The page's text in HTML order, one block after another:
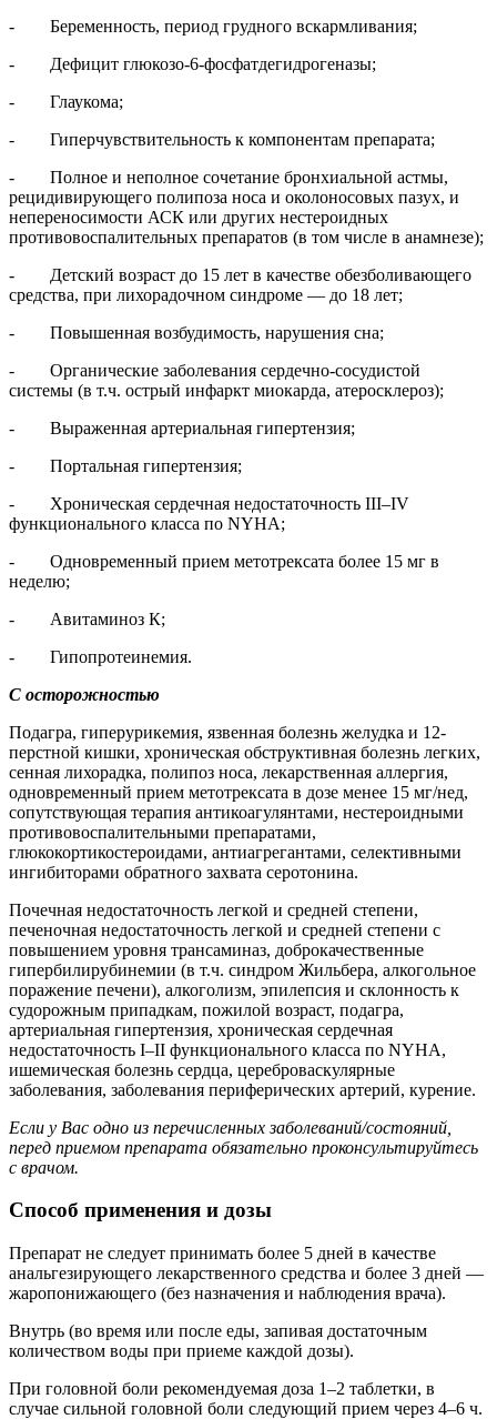
- Беременность, период грудного вскармливания;
- Дефицит глюкозо-6-фосфатдегидрогеназы;
- Глаукома;
- Гиперчувствительность к компонентам препарата;
- Полное и неполное сочетание бронхиальной астмы,
рецидивирующего полипоза носа и околоносовых пазух, и
непереносимости АСК или других нестероидных
противовоспалительных препаратов (в том числе в анамнезе);
- Детский возраст до 15 лет в качестве обезболивающего
средства, при лихорадочном синдроме — до 18 лет;
- Повышенная возбудимость, нарушения сна;
- Органические заболевания сердечно-сосудистой
системы (в т.ч. острый инфаркт миокарда, атеросклероз);
- Выраженная артериальная гипертензия;
- Портальная гипертензия;
- Хроническая сердечная недостаточность III–IV
функционального класса по NYHA;
- Одновременный прием метотрексата более 15 мг в
неделю;
- Авитаминоз К;
- Гипопротеинемия.
С осторожностью
Подагра, гиперурикемия, язвенная болезнь желудка и 12-
перстной кишки, хроническая обструктивная болезнь легких,
сенная лихорадка, полипоз носа, лекарственная аллергия,
одновременный прием метотрексата в дозе менее 15 мг/нед,
сопутствующая терапия антикоагулянтами, нестероидными
противовоспалительными препаратами,
глюкокортикостероидами, антиагрегантами, селективными
ингибиторами обратного захвата серотонина.
Почечная недостаточность легкой и средней степени,
печеночная недостаточность легкой и средней степени с
повышением уровня трансаминаз, доброкачественные
гипербилирубинемии (в т.ч. синдром Жильбера, алкогольное
поражение печени), алкоголизм, эпилепсия и склонность к
судорожным припадкам, пожилой возраст, подагра,
артериальная гипертензия, хроническая сердечная
недостаточность I–II функционального класса по NYHA,
ишемическая болезнь сердца, цереброваскулярные
заболевания, заболевания периферических артерий, курение.
Если у Вас одно из перечисленных заболеваний/состояний,
перед приемом препарата обязательно проконсультируйтесь
с врачом.
Способ применения и дозы
Препарат не следует принимать более 5 дней в качестве
анальгезирующего лекарственного средства и более 3 дней —
жаропонижающего (без назначения и наблюдения врача).
Внутрь (во время или после еды, запивая достаточным
количеством воды при приеме каждой дозы).
При головной боли рекомендуемая доза 1–2 таблетки, в
случае сильной головной боли следующий прием через 4–6 ч.